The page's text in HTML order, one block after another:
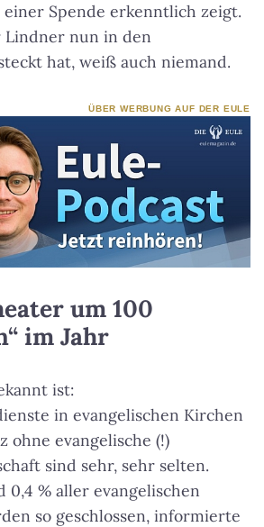
Spende erkenntlich zeigt.
Lindner nun in den
hat, weiß auch niemand.
ÜBER WERBUNG AUF DER EULE
um 100
im Jahr
ist:
in evangelischen Kirchen
ohne evangelische (!)
sind sehr, sehr selten.
0,4 % aller evangelischen
so geschlossen, informierte